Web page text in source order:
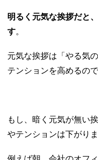
明るく元気な挨拶だと
す。
元気な挨拶は「やる気
テンションを高めるので
もし、暗く元気が無い
やテンションは下がりま